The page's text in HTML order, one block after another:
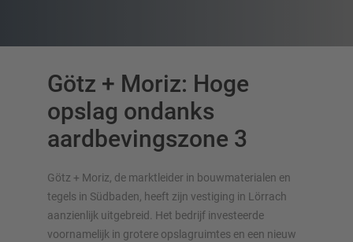
Götz + Moriz: Hoge
opslag ondanks
aardbevingszone 3
Götz + Moriz, de marktleider in bouwmaterialen en
tegels in Südbaden, heeft zijn vestiging in Lörrach
aanzienlijk uitgebreid. Het bedrijf investeerde
voornamelijk in grotere opslagruimtes en een nieuw
Draagarmstellingen voor langgoed
Andere draagarmstelling uitvoeringen
OVERZICHT VAN OPSLAGSYSTEMEN